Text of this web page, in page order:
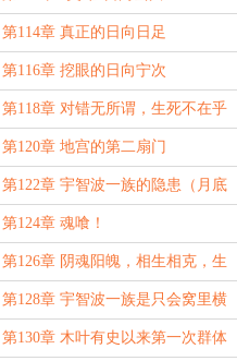
第114章 真正的日向日足
第116章 挖眼的日向宁次
第118章 对错无所谓，生死不在乎
第120章 地宫的第二扇门
第122章 宇智波一族的隐患（月底
啦，求月票）
第124章 魂喰！
第126章 阴魂阳魄，相生相克，生
灭流转，轮回复始
第128章 宇智波一族是只会窝里横
的胆小鬼
第130章 木叶有史以来第一次群体